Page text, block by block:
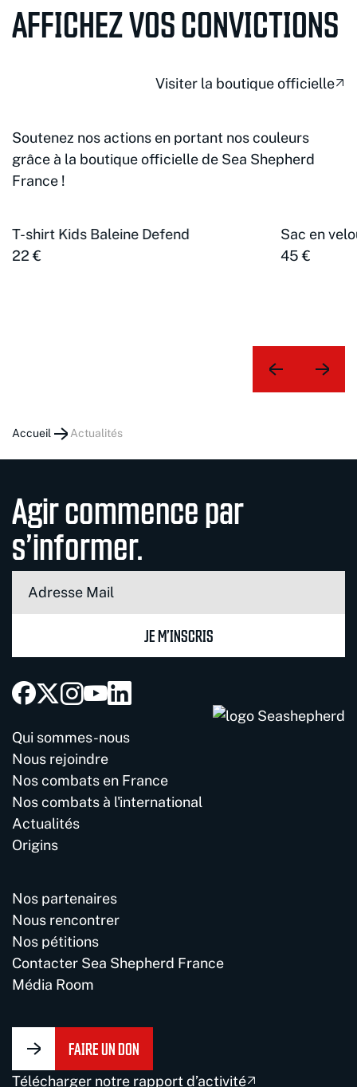
AFFICHEZ VOS CONVICTIONS
Visiter la boutique officielle
Soutenez nos actions en portant nos couleurs
grâce à la boutique officielle de Sea Shepherd
France !
T-shirt Kids Baleine Defend
22 €
Sac en
45 €
Accueil actualités
Agir commence par
s’informer.
JE M’INSCRIS
Qui sommes-nous
Nous rejoindre
Nos combats en France
Nos combats à l'international
Actualités
Origins
Nos partenaires
Nous rencontrer
Nos pétitions
Contacter Sea Shepherd France
Média Room
FAIRE UN DON
Télécharger notre rapport d’activité